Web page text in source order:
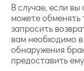
В случае, если
можете
запросить
вам необходимо
обнаружения
предоставить